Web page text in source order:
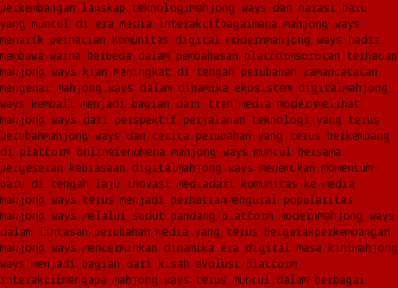
perkembangan lanskap teknologimahjong ways dan narasi baru
yang muncul di era media interaktif bagaimana mahjong ways
menarik perhatian komunitas digital modernmahjong ways hadir
membawa warna berbeda dalam pembahasan platformsorotan terhadap
mahjong ways kian meningkat di tengah perubahan zamancatatan
mengenai mahjong ways dalam dinamika ekosistem digitalmahjong
ways kembali menjadi bagian dari tren media modernmelihat
mahjong ways dari perspektif perjalanan teknologi yang terus
berubahmahjong ways dan cerita perubahan yang terus berkembang
di platform onlinefenomena mahjong ways muncul bersama
pergeseran kebiasaan digitalmahjong ways menemukan momentum
baru di tengah laju inovasi mediadari komunitas ke media
mahjong ways terus menjadi perhatianmengurai popularitas
mahjong ways melalui sudut pandang platform modernmahjong ways
dalam lintasan perubahan media yang terus bergerakperkembangan
mahjong ways mencerminkan dinamika era digital masa kinimahjong
ways menjadi bagian dari kisah evolusi platform
interaktifmengapa mahjong ways terus muncul dalam berbagai